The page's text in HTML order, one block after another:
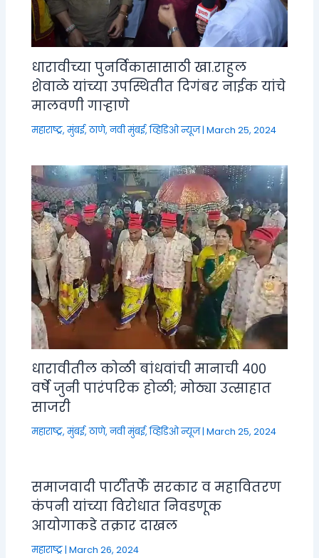
धारावीच्या पुनर्विकासासाठी खा.राहुल
शेवाळे यांच्या उपस्थितीत दिगंबर नाईक यांचे
मालवणी गाऱ्हाणे
महाराष्ट्र,मुंबई, ठाणे, नवी मुंबई,व्हिडिओ न्यूज|March 25, 2024
धारावीतील कोळी बांधवांची मानाची ४००
वर्षे जुनी पारंपरिक होळी; मोठ्या उत्साहात
साजरी
महाराष्ट्र,मुंबई, ठाणे, नवी मुंबई,व्हिडिओ न्यूज|March 25, 2024
समाजवादी पार्टीतर्फे सरकार व महावितरण
कंपनी यांच्या विरोधात निवडणूक
आयोगाकडे तक्रार दाखल
महाराष्ट्र|March 26, 2024